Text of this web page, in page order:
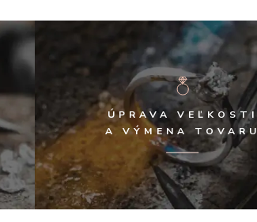
ÚPRAVA VEĽKOSTI
A VÝMENA TOVARU